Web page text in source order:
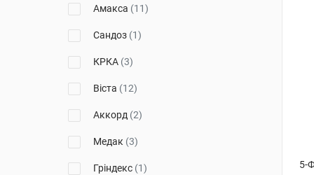
Амакса (11)
Сандоз (1)
КРКА (3)
Віста (12)
Аккорд (2)
Медак (3)
Гріндекс (1)
5-